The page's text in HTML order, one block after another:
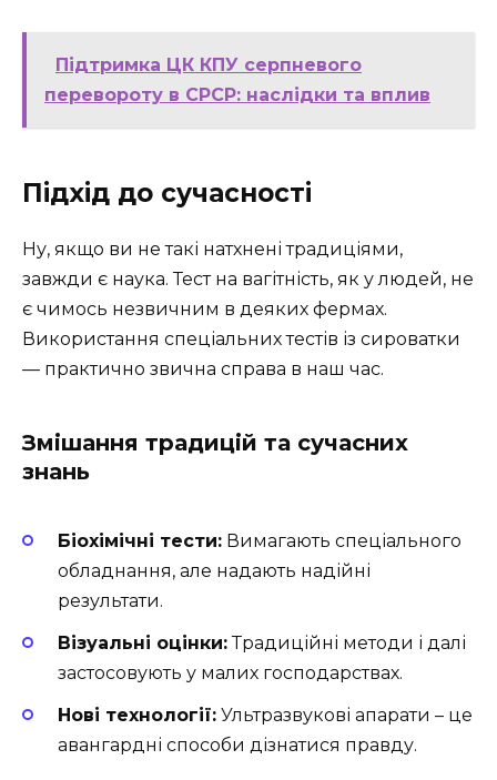
Підтримка ЦК КПУ серпневого
перевороту в СРСР: наслідки та вплив
Підхід до сучасності
Ну, якщо ви не такі натхнені традиціями,
завжди є наука. Тест на вагітність, як у людей, не
є чимось незвичним в деяких фермах.
Використання спеціальних тестів із сироватки
— практично звична справа в наш час.
Змішання традицій та сучасних
знань
Біохімічні тести: Вимагають спеціального
обладнання, але надають надійні
результати.
Візуальні оцінки:Традиційні методи і далі
застосовують у малих господарствах.
Нові технології: Ультразвукові апарати – це
авангардні способи дізнатися правду.